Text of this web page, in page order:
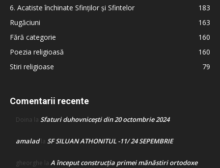
6. Acatiste închinate Sfinților și Sfintelor
183
Rugăciuni
163
Fără categorie
160
Poezia religioasă
160
Stiri religioase
79
Comentarii recente
Doina la Sfaturi duhovnicești din 20 octombrie 2024
amaladla SF SILUAN ATHONITUL -11/ 24 SEPEMBRIE
gheorghe la A început construcţia primei mănăstiri ortodoxe